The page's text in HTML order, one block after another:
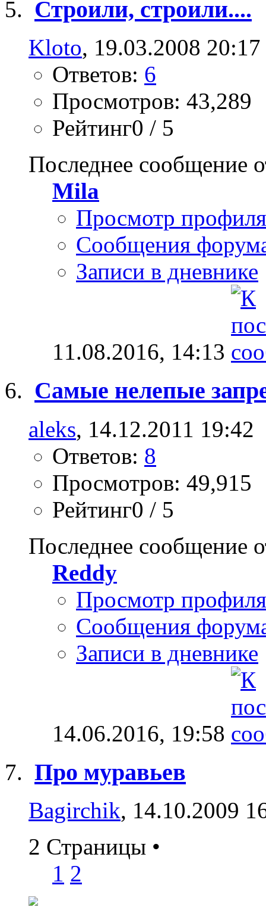
Строили, строили....
Kloto, 19.03.2008 20:17
Ответов: 6
Просмотров: 43,289
Рейтинг0 / 5
Последнее сообщение
Mila
Просмотр профиля
Сообщения
Записи в дневнике
11.08.2016, 14:13
Самые нелепые
aleks, 14.12.2011 19:42
Ответов: 8
Просмотров: 49,915
Рейтинг0 / 5
Последнее сообщение
Reddy
Просмотр профиля
Сообщения
Записи в дневнике
14.06.2016, 19:58
Про муравьев
Bagirchik, 14.10.2009
2 Страницы •
1 2